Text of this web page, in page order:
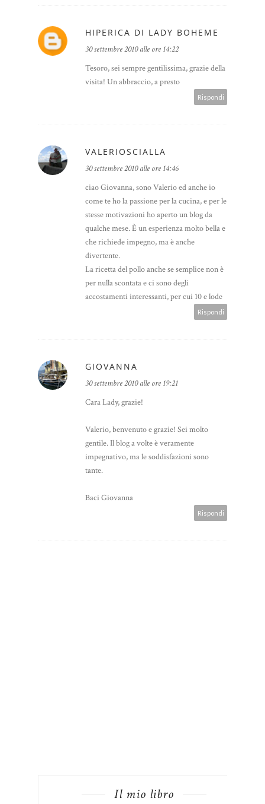
HIPERICA DI LADY BOHEME
30 settembre 2010 alle ore 14:22
Tesoro, sei sempre gentilissima, grazie della
visita! Un abbraccio, a presto
Rispondi
VALERIOSCIALLA
30 settembre 2010 alle ore 14:46
ciao Giovanna, sono Valerio ed anche io
come te ho la passione per la cucina, e per le
stesse motivazioni ho aperto un blog da
qualche mese. È un esperienza molto bella e
che richiede impegno, ma è anche
divertente.
La ricetta del pollo anche se semplice non è
per nulla scontata e ci sono degli
accostamenti interessanti, per cui 10 e lode
Rispondi
GIOVANNA
30 settembre 2010 alle ore 19:21
Cara Lady, grazie!
Valerio, benvenuto e grazie! Sei molto
gentile. Il blog a volte è veramente
impegnativo, ma le soddisfazioni sono
tante.
Baci Giovanna
Rispondi
Il mio libro